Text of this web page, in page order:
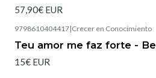
57,90€ EUR
9798610404417|Crecer en Conocimiento
Teu amor me faz forte -
15€ EUR